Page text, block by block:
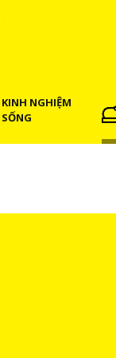
KINH NGHIỆM
SỐNG